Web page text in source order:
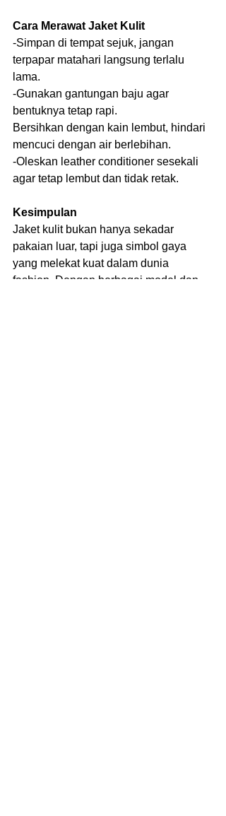
Cara Merawat Jaket Kulit
-Simpan di tempat sejuk, jangan
terpapar matahari langsung terlalu
lama.
-Gunakan gantungan baju agar
bentuknya tetap rapi.
Bersihkan dengan kain lembut, hindari
mencuci dengan air berlebihan.
-Oleskan leather conditioner sesekali
agar tetap lembut dan tidak retak.
Kesimpulan
Jaket kulit bukan hanya sekadar
pakaian luar, tapi juga simbol gaya
yang melekat kuat dalam dunia
fashion. Dengan berbagai model dan